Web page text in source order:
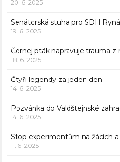
20. 6. 2025
Senátorská stuha pro SDH
19. 6. 2025
Černej pták napravuje trauma z
18. 6. 2025
Čtyři legendy za jeden den
14. 6. 2025
Pozvánka do Valdštejnské
14. 6. 2025
Stop experimentům na žácích a
11. 6. 2025